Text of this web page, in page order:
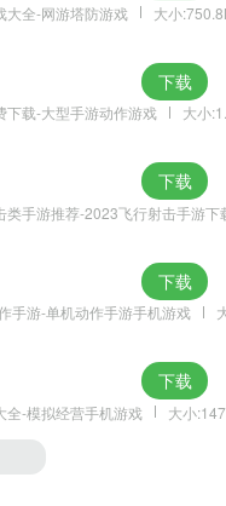
大全-网游塔防游戏 大小
下载-大型手游动作游戏 大小
下载
手游推荐-2023飞行射击手游下
下载
手游-单机动作手游手机游戏
下载
全-模拟经营手机游戏 大小
下载